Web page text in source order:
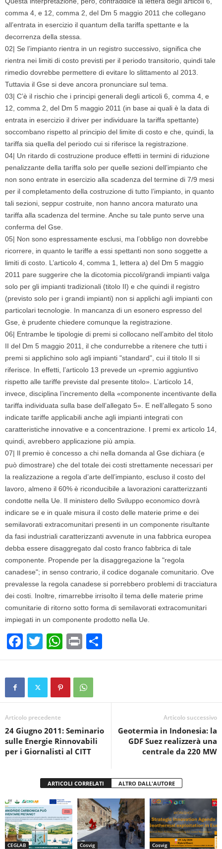
comma 4, e 12, comma 2, del Dm 5 maggio 2011 che collegano
all’entrata in esercizio il quantum della tariffa spettante e la
decorrenza della stessa.
02| Se l’impianto rientra in un registro successivo, significa che
rientra nei limiti di costo previsti per il periodo transitorio, quindi tale
rimedio dovrebbe permettere di evitare lo slittamento al 2013.
Tuttavia il Gse si deve ancora pronunciare sul tema.
03| C’è il rischio che i principi generali degli articoli 6, comma 4, e
12, comma 2, del Dm 5 maggio 2011 (in base ai quali è la data di
entrata in esercizio il driver per individuare la tariffa spettante)
soccombano rispetto al principio del limite di costo e che, quindi, la
tariffa sia quella del periodo cui si riferisce la registrazione.
04| Un ritardo di costruzione produce effetti in termini di riduzione
penalizzante della tariffa solo per quelle sezioni dell’impianto che
non sono entrate in esercizio alla scadenza del termine di 7/9 mesi
per il completamento della costruzione di tutto l’impianto, in quanto
tali sezioni, seppur costruite, non hanno ancora maturato una
tariffa alla scadenza del termine. Anche su tale punto serve una
conferma del Gse.
05| Non sono espressamente esclusi, ma l’obbligo non dovrebbe
ricorrere, in quanto le tariffe a essi spettanti non sono soggette a
limiti di costo. L’articolo 4, comma 1, lettera a) del Dm 5 maggio
2011 pare suggerire che la dicotomia piccoli/grandi impianti valga
solo per gli impianti tradizionali (titolo II) e che quindi il registro
(previsto solo per i grandi impianti) non si applichi agli impianti con
particolari tecnologie. In mancanza di un esonero espresso del
Gse, è prudente chiedere comunque la registrazione.
06| Entrambe le tipologie di premi si collocano nell’ambito del titolo
II del Dm 5 maggio 2011, il che condurrebbe a ritenere che tutti i
premi si applichino solo agli impianti "standard", cui il titolo II si
riferisce. In effetti, l’articolo 13 prevede un «premio aggiuntivo
rispetto alle tariffe previste dal presente titolo». L’articolo 14,
invece, disciplina l’incremento della «componente incentivante della
tariffa individuata sulla base dell’allegato 5». E nell’allegato 5 sono
indicate tariffe applicabili anche agli impianti integrati con
caratteristiche innovative e a concentrazione. I premi ex articolo 14,
quindi, avrebbero applicazione più ampia.
07| Il premio è concesso a chi nella domanda al Gse dichiara (e
può dimostrare) che del totale dei costi strettamente necessari per
la realizzazione a regola d’arte dell’impianto, escluso il costo del
lavoro, almeno il 60% è riconducibile a lavorazioni caratterizzanti
condotte nella Ue. Il ministero dello Sviluppo economico dovrà
indicare se e in quale misura il costo delle materie prime e dei
semilavorati extracomunitari presenti in un componente risultante
da fasi industriali caratterizzanti avvenute in una fabbrica europea
debba essere disaggregato dal costo franco fabbrica di tale
componente. Propende per la disaggregazione la "regola
canadese"; in senso contrario, il codice doganale comunitario. Ove
prevalesse la regola canadese si porrebbero problemi di tracciatura
dei costi. Inoltre, rimarrebbe irrisolto il tema delle materie prime
comunitarie di ritorno sotto forma di semilavorati extracomunitari
impiegati in un componente prodotto nella Ue.
F
a
c
b
o
o
k
T
wi
tt
W
h
at
s
A
p
Pr
in
t
o
vi
Articolo precedente
24 Giugno 2011: Seminario
sulle Energie Rinnovabili
per i Giornalisti al CITT
Articolo successivo
Geotermia in Indonesia: la
GDF Suez realizzerà una
centrale da 220 MW
ARTICOLI CORRELATI ALTRO DALL'AUTORE
CEGLAB Cosvig Cosvig